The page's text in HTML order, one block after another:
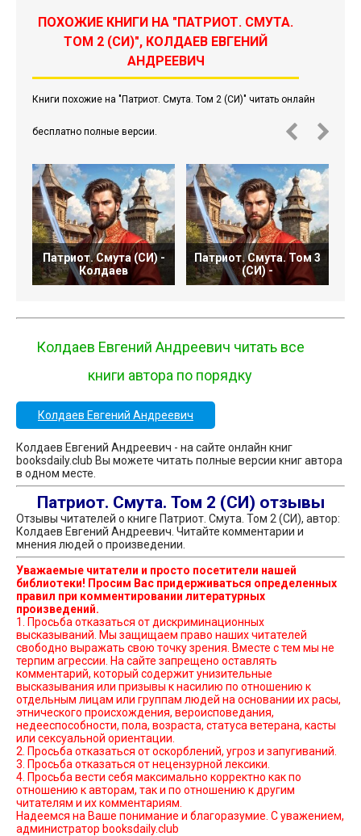
ПОХОЖИЕ КНИГИ НА "ПАТРИОТ. СМУТА.
ТОМ 2 (СИ)", КОЛДАЕВ ЕВГЕНИЙ
АНДРЕЕВИЧ
Книги похожие на "Патриот. Смута. Том 2 (СИ)" читать онлайн
бесплатно полные версии.
Патриот. Смута (СИ) -
Колдаев
Патриот. Смута. Том 3
(СИ) -
Колдаев Евгений Андреевич читать все
книги автора по порядку
Колдаев Евгений Андреевич
Колдаев Евгений Андреевич - на сайте онлайн книг
booksdaily.club Вы можете читать полные версии книг автора
в одном месте.
Патриот. Смута. Том 2 (СИ) отзывы
Отзывы читателей о книге Патриот. Смута. Том 2 (СИ), автор:
Колдаев Евгений Андреевич. Читайте комментарии и
мнения людей о произведении.
Уважаемые читатели и просто посетители нашей
библиотеки! Просим Вас придерживаться определенных
правил при комментировании литературных
произведений.
1. Просьба отказаться от дискриминационных
высказываний. Мы защищаем право наших читателей
свободно выражать свою точку зрения. Вместе с тем мы не
терпим агрессии. На сайте запрещено оставлять
комментарий, который содержит унизительные
высказывания или призывы к насилию по отношению к
отдельным лицам или группам людей на основании их расы,
этнического происхождения, вероисповедания,
недееспособности, пола, возраста, статуса ветерана, касты
или сексуальной ориентации.
2. Просьба отказаться от оскорблений, угроз и запугиваний.
3. Просьба отказаться от нецензурной лексики.
4. Просьба вести себя максимально корректно как по
отношению к авторам, так и по отношению к другим
читателям и их комментариям.
Надеемся на Ваше понимание и благоразумие. С уважением,
администратор booksdaily.club